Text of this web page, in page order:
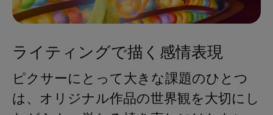
ライティングで描く感情表現
ピクサーにとって大きな課題のひとつ
は、オリジナル作品の世界観を大切にし